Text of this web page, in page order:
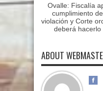
Ovalle: Fiscalía
cumplimiento
violación y Corte
deberá hacerlo
ABOUT